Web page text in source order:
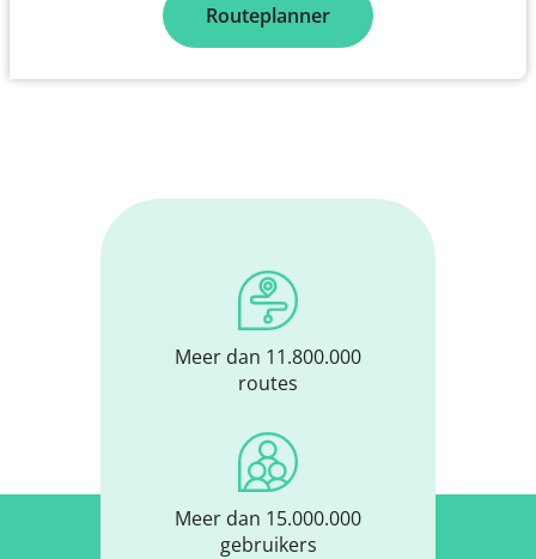
Routeplanner
Meer dan 11.800.000
routes
Meer dan 15.000.000
gebruikers